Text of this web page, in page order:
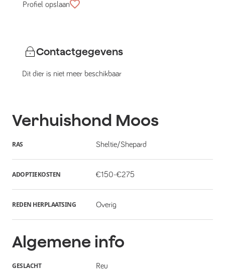
Profiel opslaan
Contactgegevens
Dit dier is niet meer beschikbaar
Verhuishond Moos
RAS Sheltie/Shepard
ADOPTIEKOSTEN €150-€275
REDEN HERPLAATSING Overig
Algemene info
GESLACHT Reu